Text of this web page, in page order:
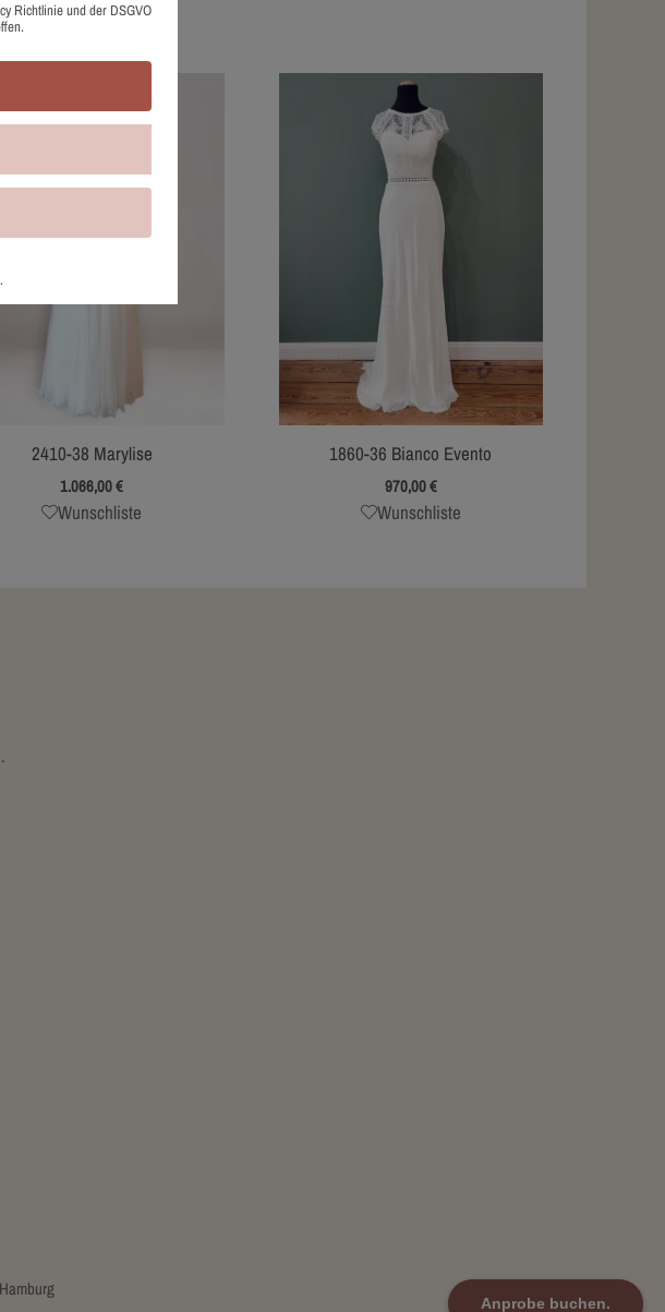
Anprobe buchen.
2410-38 Marylise
1.066,00€
Wunschliste
1860-36 Bianco Evento
970,00€
Wunschliste
Richtlinie und der DSGVO